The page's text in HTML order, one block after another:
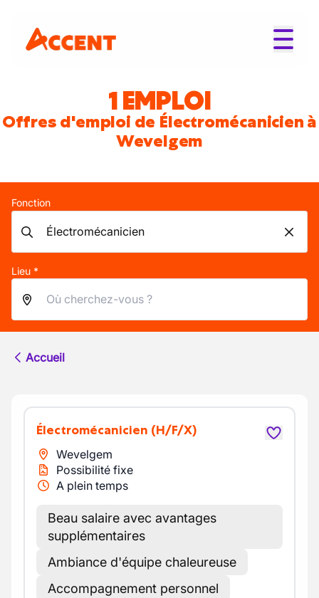
1 EMPLOI
Offres d'emploi de Électromécanicien à
Wevelgem
Fonction
Lieu *
Accueil
Électromécanicien (H/F/X)
Wevelgem
Possibilité fixe
A plein temps
Beau salaire avec avantages
supplémentaires
Ambiance d'équipe chaleureuse
Accompagnement personnel